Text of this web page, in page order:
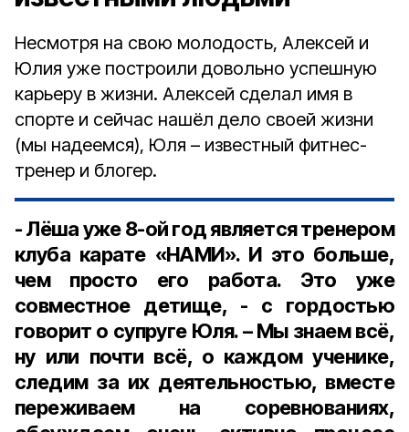
Несмотря на свою молодость, Алексей и
Юлия уже построили довольно успешную
карьеру в жизни. Алексей сделал имя в
спорте и сейчас нашёл дело своей жизни
(мы надеемся), Юля – известный фитнес-
тренер и блогер.
- Лёша уже 8-ой год является тренером
клуба карате «НАМИ». И это больше,
чем просто его работа. Это уже
совместное детище, - с гордостью
говорит о супруге Юля. – Мы знаем всё,
ну или почти всё, о каждом ученике,
следим за их деятельностью, вместе
переживаем на соревнованиях,